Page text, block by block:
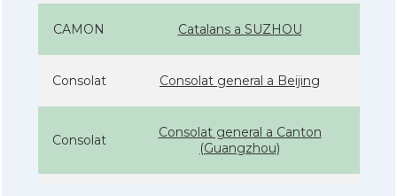
CAMON Catalans a SUZHOU
Consolat Consolat general a Beijing
Consolat
Consolat general a Canton
(Guangzhou)